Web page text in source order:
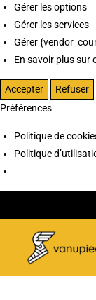
Gérer les options
Gérer les services
Gérer
En savoir plus sur
Accepter Refuser
Préférences
Politique de
Politique